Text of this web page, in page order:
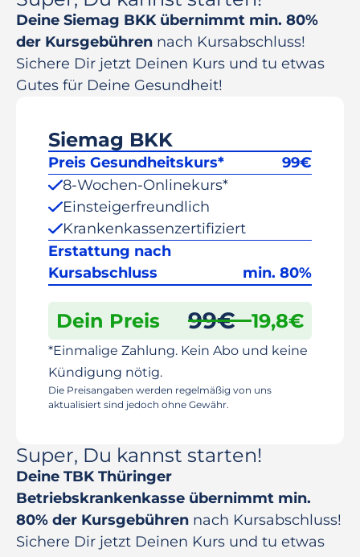
Deine Siemag BKK übernimmt min. 80%
der Kursgebühren nach Kursabschluss!
Sichere Dir jetzt Deinen Kurs und tu etwas
Gutes für Deine Gesundheit!
Siemag BKK
Preis Gesundheitskurs* 99€
8-Wochen-Onlinekurs*
Einsteigerfreundlich
Krankenkassenzertifiziert
Erstattung nach
Kursabschluss
min. 80%
Dein Preis 99€ 19,8€
*Einmalige Zahlung. Kein Abo und keine
Kündigung nötig.
Die Preisangaben werden regelmäßig von uns
aktualisiert sind jedoch ohne Gewähr.
Super, Du kannst starten!
Deine TBK Thüringer
Betriebskrankenkasse übernimmt min.
80% der Kursgebühren nach Kursabschluss!
Sichere Dir jetzt Deinen Kurs und tu etwas